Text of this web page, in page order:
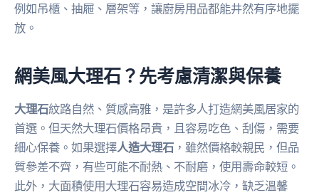
例如吊櫃、抽屜、層架等，讓廚房用品都能井然有序地擺
放。
網美風大理石？先考慮清潔與保養
大理石紋路自然、質感高雅，是許多人打造網美風居家的
首選。但天然大理石價格昂貴，且容易吃色、刮傷，需要
細心保養。如果選擇人造大理石 ，雖然價格較親民，但品
質參差不齊，有些可能不耐熱、不耐磨，使用壽命較短。
此外，大面積使用大理石容易造成空間冰冷，缺乏溫馨